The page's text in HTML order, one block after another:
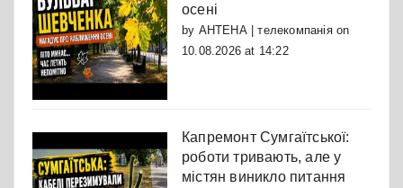
осені
by АНТЕНА | телекомпаніяon
10.08.2026 at 14:22
Капремонт Сумгаїтської:
роботи тривають, але у
містян виникло питання